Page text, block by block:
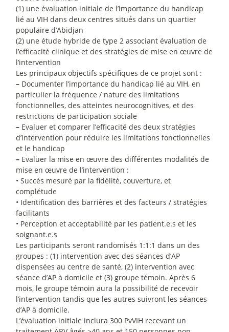
(1) une évaluation initiale de l’importance du handicap
lié au VIH dans deux centres situés dans un quartier
populaire d’Abidjan
(2) une étude hybride de type 2 associant évaluation de
l’efficacité clinique et des stratégies de mise en œuvre de
l’intervention
Les principaux objectifs spécifiques de ce projet sont :
– Documenter l’importance du handicap lié au VIH, en
particulier la fréquence / nature des limitations
fonctionnelles, des atteintes neurocognitives, et des
restrictions de participation sociale
– Evaluer et comparer l’efficacité des deux stratégies
d’intervention pour réduire les limitations fonctionnelles
et le handicap
– Evaluer la mise en œuvre des différentes modalités de
mise en œuvre de l’intervention :
• Succès mesuré par la fidélité, couverture, et
complétude
• Identification des barrières et des facteurs / stratégies
facilitants
• Perception et acceptabilité par les patient.e.s et les
soignant.e.s
Les participants seront randomisés 1:1:1 dans un des
groupes : (1) intervention avec des séances d’AP
dispensées au centre de santé, (2) intervention avec
séance d’AP à domicile et (3) groupe témoin. Après 6
mois, le groupe témoin aura la possibilité de recevoir
l’intervention tandis que les autres suivront les séances
d’AP à domicile.
L’évaluation initiale inclura 300 PvVIH recevant un